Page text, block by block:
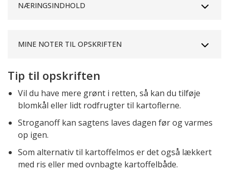
NÆRINGSINDHOLD
MINE NOTER TIL OPSKRIFTEN
Tip til opskriften
Vil du have mere grønt i retten, så kan du tilføje
blomkål eller lidt rodfrugter til kartoflerne.
Stroganoff kan sagtens laves dagen før og varmes
op igen.
Som alternativ til kartoffelmos er det også lækkert
med ris eller med ovnbagte kartoffelbåde.